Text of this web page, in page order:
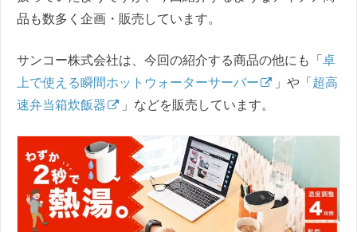
品も数多く企画・販売しています。
サンコー株式会社は、今回の紹介する商品の他にも「 卓
上で使える瞬間ホットウォーターサーバー
」や「 超高
速弁当箱炊飯器
」などを販売しています。